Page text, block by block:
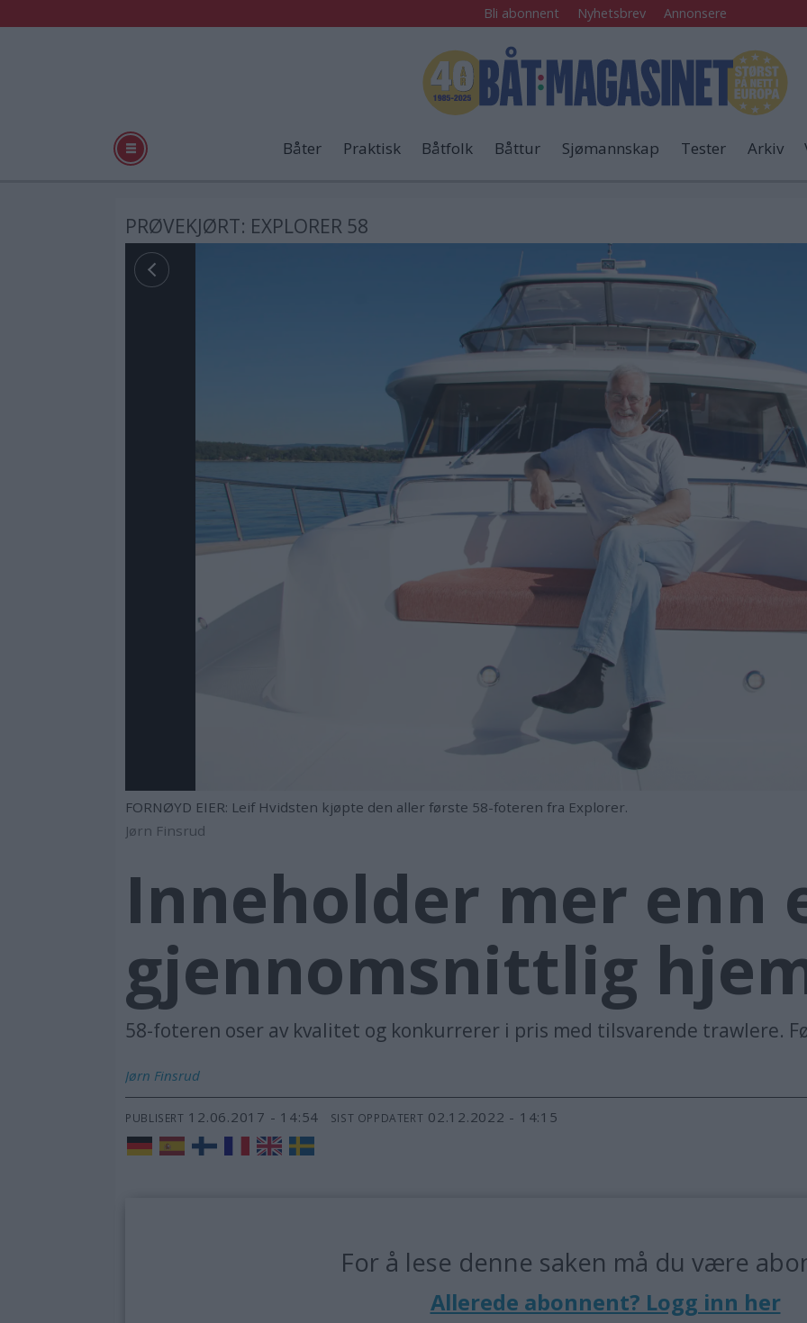
Bli abonnent Nyhetsbrev Annonsere
Båter Praktisk Båtfolk Båttur Sjømannskap Tester Arkiv
PRØVEKJØRT: EXPLORER 58
FORNØYD EIER: Leif Hvidsten kjøpte den aller første 58-foteren fra Explorer.
Jørn Finsrud
Inneholder mer enn
gjennomsnittlig
58-foteren oser av kvalitet og konkurrerer i pris med tilsvarende trawlere.
Jørn Finsrud
PUBLISERT 12.06.2017 - 14:54 SIST OPPDATERT 02.12.2022 - 14:15
For å lese denne saken må du være
Allerede abonnent? Logg inn her